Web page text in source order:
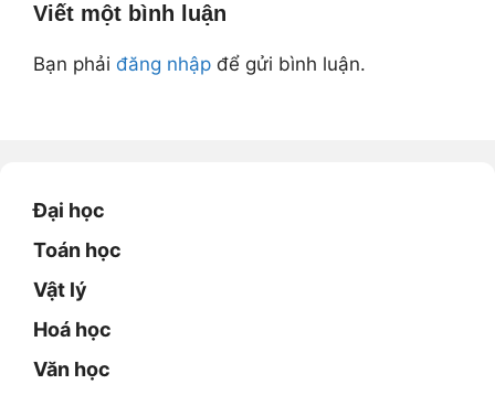
Viết một bình luận
Bạn phải đăng nhập để gửi bình luận.
Đại học
Toán học
Vật lý
Hoá học
Văn học